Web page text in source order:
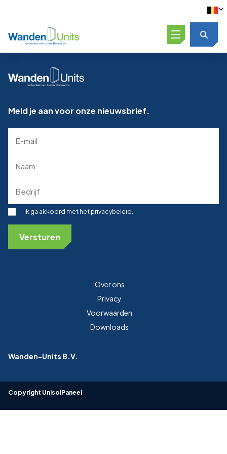
Open menu
Meld je aan voor onze nieuwsbrief.
mailadres
(Required)
(Required)
Toestemming
Ik ga akkoord met het privacybeleid.
Over ons
Privacy
Voorwaarden
Downloads
Wanden-Units B.V.
Copyright UnisolPaneel